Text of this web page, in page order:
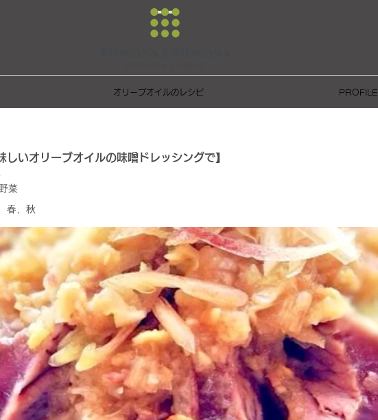
オリーブオイルのレシピ PROFILE
しいオリーブオイルの味噌ドレッシングで】
菜
春、秋